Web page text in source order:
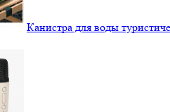
Канистра для воды